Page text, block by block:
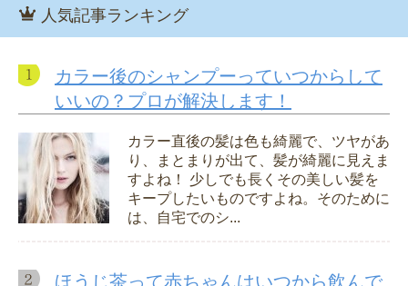
人気記事ランキング
カラー後のシャンプーっていつからして
いいの？プロが解決します！
カラー直後の髪は色も綺麗で、ツヤがあ
り、まとまりが出て、髪が綺麗に見えま
すよね！ 少しでも長くその美しい髪を
キープしたいものですよね。そのために
は、自宅でのシ...
ほうじ茶って赤ちゃんはいつから飲んで